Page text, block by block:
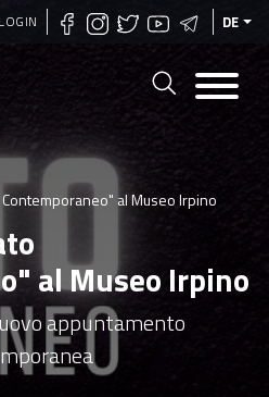
Direkt
zum
DE
al Museo Irpino
al Museo Irpino
appuntamento